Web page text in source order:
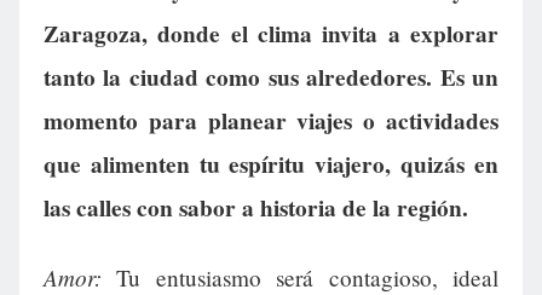
Zaragoza, donde el clima invita a explorar
tanto la ciudad como sus alrededores. Es un
momento para planear viajes o actividades
que alimenten tu espíritu viajero, quizás en
las calles con sabor a historia de la región.
Amor: Tu entusiasmo será contagioso, ideal